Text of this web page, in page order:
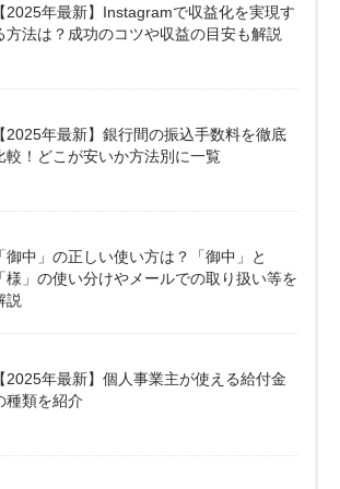
【2025年最新】Instagramで収益化を実現す
方法は？成功のコツや収益の目安も解説
【2025年最新】銀行間の振込手数料を徹底
較！どこが安いか方法別に一覧
「御中」の正しい使い方は？「御中」と
「様」の使い分けやメールでの取り扱い等を
説
【2025年最新】個人事業主が使える給付金
種類を紹介